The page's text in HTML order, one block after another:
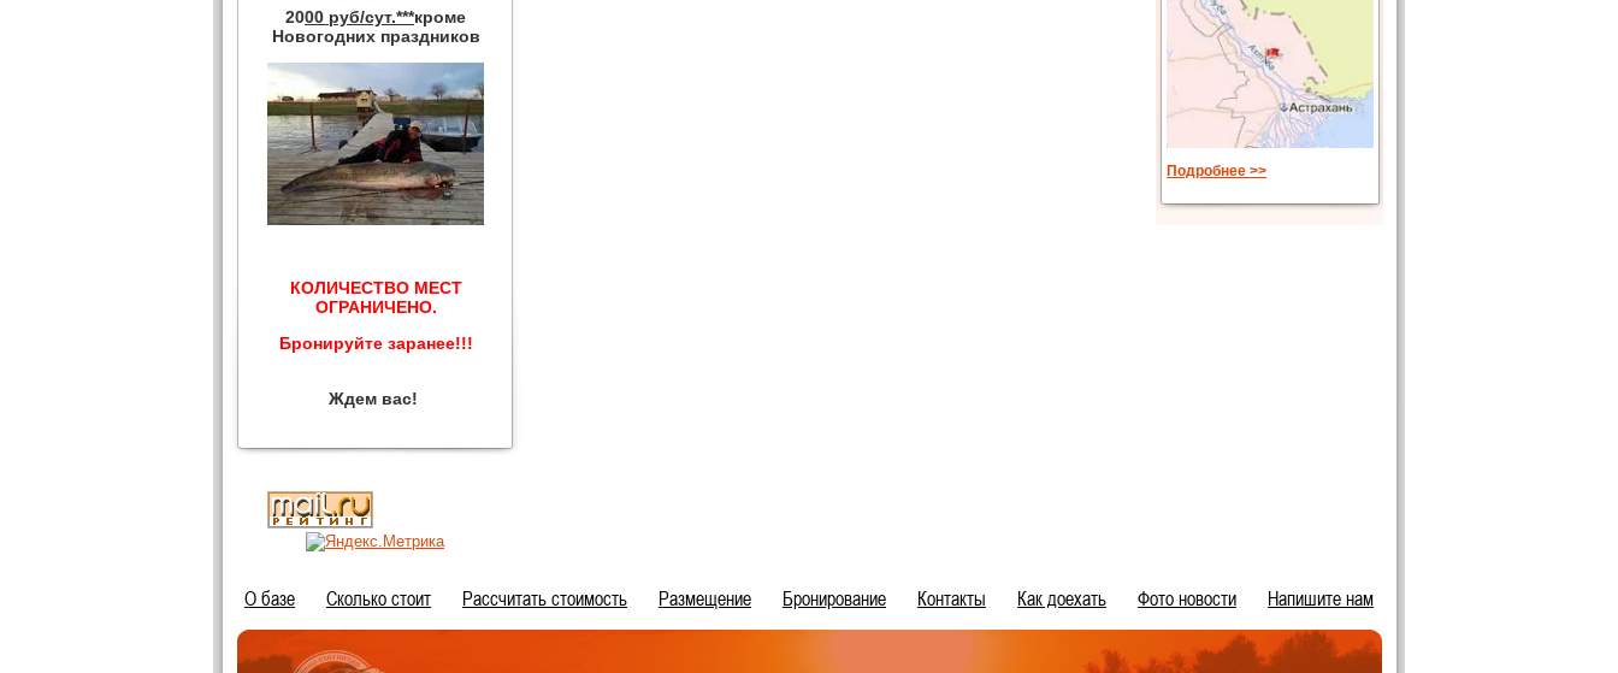
2000 руб/сут.***кроме
Новогодних праздников
КОЛИЧЕСТВО МЕСТ
ОГРАНИЧЕНО.
Бронируйте заранее!!!
Ждем вас!
Подробнее >>
О базе Сколько стоит Расcчитать стоимость Размещение Бронирование Контакты Как доехать Фото новости Напишите нам